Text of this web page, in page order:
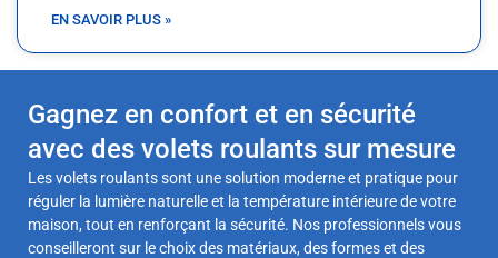
EN SAVOIR PLUS »
Gagnez en confort et en sécurité
avec des volets roulants sur mesure
Les volets roulants sont une solution moderne et pratique pour
réguler la lumière naturelle et la température intérieure de votre
maison, tout en renforçant la sécurité. Nos professionnels vous
conseilleront sur le choix des matériaux, des formes et des